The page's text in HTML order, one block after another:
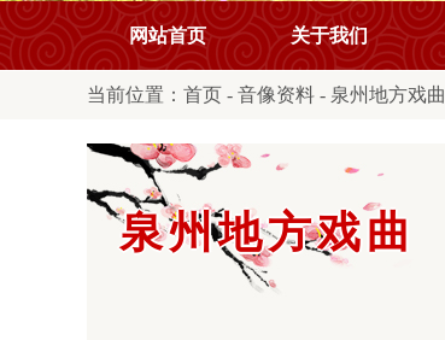
网站首页 关于我们
当前位置： 首页 - 音像资料 - 泉州地方戏曲
泉州地方戏曲